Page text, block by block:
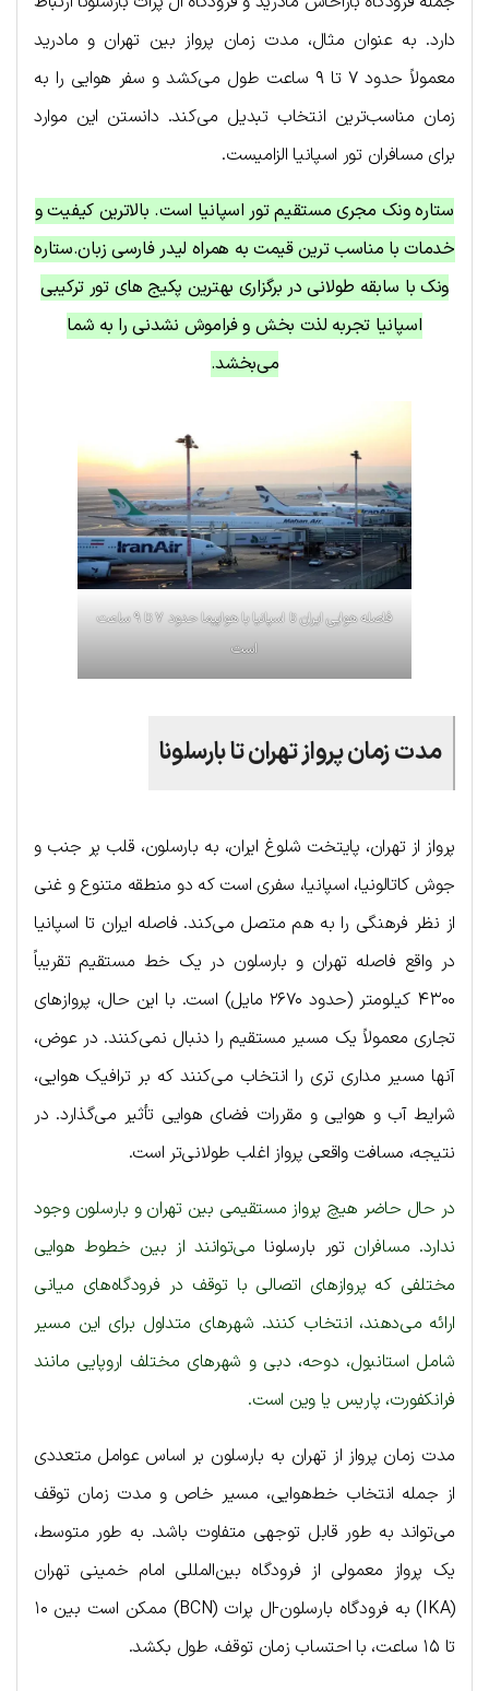
دارد. به عنوان مثال، مدت زمان پرواز بین تهران و مادرید
معمولاً حدود ۷ تا ۹ ساعت طول می‌کشد و سفر هوایی را به
زمان مناسب‌ترین انتخاب تبدیل می‌کند. دانستن این موارد
برای مسافران تور اسپانیا الزامیست.
ستاره ونک مجری مستقیم تور اسپانیا است. بالاترین کیفیت و
خدمات با مناسب ترین قیمت به همراه لیدر فارسی زبان.ستاره
ونک با سابقه طولانی در برگزاری بهترین پکیج های تور ترکیبی
اسپانیا تجربه لذت بخش و فراموش نشدنی را به شما
می‌بخشد.
فاصله هوایی ایران تا اسپانیا با هواپیما حدود ۷ تا ۹ ساعت
است
مدت زمان پرواز تهران تا بارسلونا
پرواز از تهران، پایتخت شلوغ ایران، به بارسلون، قلب پر جنب و
جوش کاتالونیا، اسپانیا، سفری است که دو منطقه متنوع و غنی
از نظر فرهنگی را به هم متصل می‌کند. فاصله ایران تا اسپانیا
در واقع فاصله تهران و بارسلون در یک خط مستقیم تقریباً
۴۳۰۰ کیلومتر (حدود ۲۶۷۰ مایل) است. با این حال، پروازهای
تجاری معمولاً یک مسیر مستقیم را دنبال نمی‌کنند. در عوض،
آنها مسیر مداری تری را انتخاب می‌کنند که بر ترافیک هوایی،
شرایط آب و هوایی و مقررات فضای هوایی تأثیر می‌گذارد. در
نتیجه، مسافت واقعی پرواز اغلب طولانی‌تر است.
در حال حاضر هیچ پرواز مستقیمی بین تهران و بارسلون وجود
ندارد. مسافران تور بارسلونا می‌توانند از بین خطوط هوایی
مختلفی که پروازهای اتصالی با توقف در فرودگاه‌های میانی
ارائه می‌دهند، انتخاب کنند. شهرهای متداول برای این مسیر
شامل استانبول، دوحه، دبی و شهرهای مختلف اروپایی مانند
فرانکفورت، پاریس یا وین است.
مدت زمان پرواز از تهران به بارسلون بر اساس عوامل متعددی
از جمله انتخاب خط‌هوایی، مسیر خاص و مدت زمان توقف
می‌تواند به طور قابل توجهی متفاوت باشد. به طور متوسط،
یک پرواز معمولی از فرودگاه بین‌المللی امام خمینی تهران
(IKA) به فرودگاه بارسلون-ال پرات (BCN) ممکن است بین ۱۰
تا ۱۵ ساعت، با احتساب زمان توقف، طول بکشد.